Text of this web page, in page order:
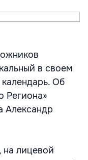
в своем
Об
Региона»
Александр
на лицевой